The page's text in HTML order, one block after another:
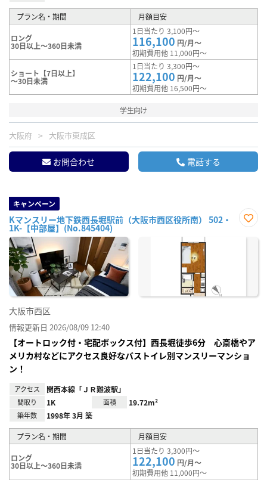
プラン名・期間 月額目安
ロング
30日以上～360日未満
1日当たり 3,100円～
116,100 円/月～
初期費用他 11,000円～
ショート【7日以上】
～30日未満
1日当たり 3,300円～
122,100 円/月～
初期費用他 16,500円～
学生向け
大阪府 大阪市東成区
お問合わせ 電話する
キャンペーン
Kマンスリー地下鉄西長堀駅前（大阪市西区役所南） 502・
1K-【中部屋】(No.845404)
に入
大阪市西区
情報更新日 2026/08/09 12:40
【オートロック付・宅配ボックス付】西長堀徒歩6分 心斎橋やア
メリカ村などにアクセス良好なバストイレ別マンスリーマンショ
ン！
アクセス 関西本線「ＪＲ難波駅」
間取り 1K 面積 19.72m²
築年数 1998年 3月 築
プラン名・期間 月額目安
ロング
30日以上～360日未満
1日当たり 3,300円～
122,100 円/月～
初期費用他 11,000円～